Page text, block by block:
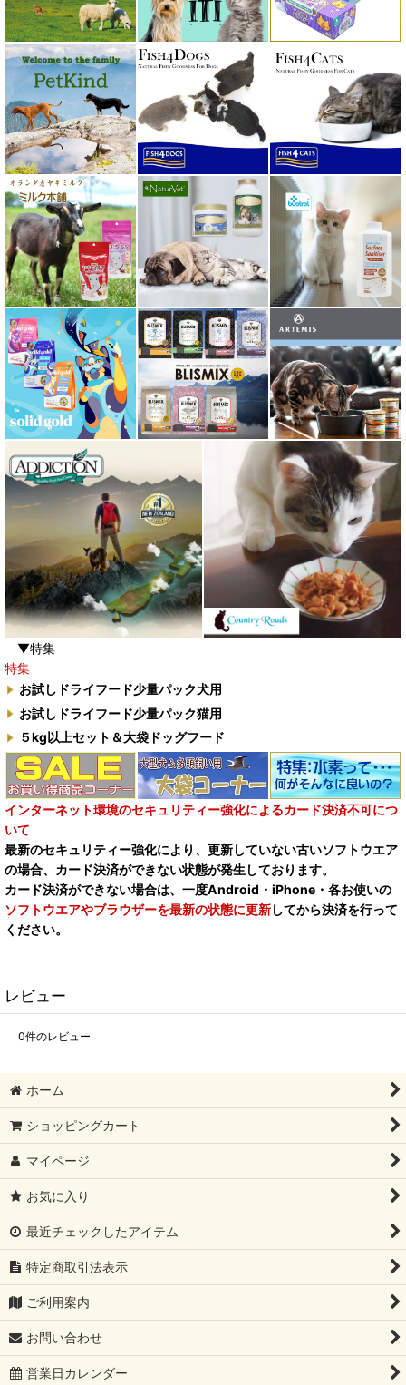
▼特集
特集
お試しドライフード少量パック犬用
お試しドライフード少量パック猫用
５kg以上セット＆大袋ドッグフード
インターネット環境のセキュリティー強化によるカード決済不可につ
いて
最新のセキュリティー強化により、更新していない古いソフトウエア
の場合、カード決済ができない状態が発生しております。
カード決済ができない場合は、一度Android・iPhone・各お使いの
ソフトウエアやブラウザーを最新の状態に更新してから決済を行って
ください。
レビュー
0件のレビュー
ホーム
ショッピングカート
マイページ
お気に入り
最近チェックしたアイテム
特定商取引法表示
ご利用案内
お問い合わせ
営業日カレンダー